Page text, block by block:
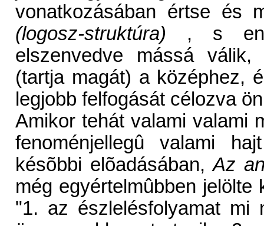
vonatkozásában értse és
(logosz-struktúra) , s
elszenvedve mássá
(tartja magát) a középhez,
legjobb felfogását célozva
Amikor tehát valami valami
fenoménjellegû valami
késõbbi elõadásában,Az
még egyértelmûbben
"1. az észlelésfolyamat mi